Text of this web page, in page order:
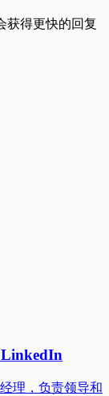
获得更快的回复
理，负责领导和